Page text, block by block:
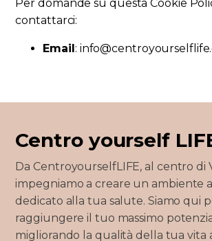
Per domande su questa Cookie
contattarci:
Email:
Centro yourself
Da CentroyourselfLIFE, al centro di
impegniamo a creare un ambiente
dedicato alla tua salute. Siamo qui
raggiungere il tuo massimo
migliorando la qualità della tua vita